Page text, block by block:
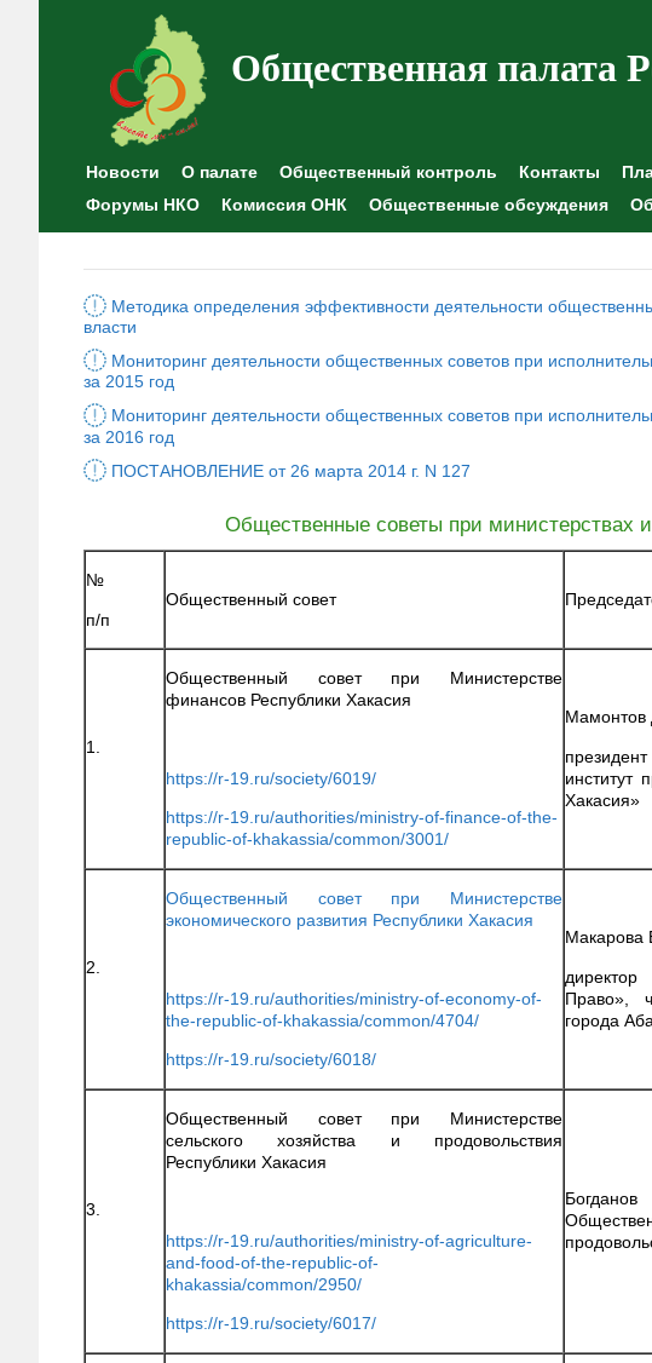
Общественная палата
Новости О палате Общественный контроль Контакты
Форумы НКО
Комиссия ОНК Общественные обсуждения
Методика определения эффективности деятельности
власти
Мониторинг деятельности общественных советов при
за 2015 год
Мониторинг деятельности общественных советов при
за 2016 год
ПОСТАНОВЛЕНИЕ от 26 марта 2014 г. N 127
Общественные советы при министерствах
№
п/п
Общественный совет
1.
Общественный совет при Министерстве
финансов Республики Хакасия
https://r-19.ru/society/6019/
https://r-19.ru/authorities/ministry-of-finance-of-the-
republic-of-khakassia/common/3001/
Мамонтов
институт
Хакасия»
2.
Общественный совет при Министерстве
экономического развития Республики Хакасия
https://r-19.ru/authorities/ministry-of-economy-of-
the-republic-of-khakassia/common/4704/
https://r-19.ru/society/6018/
Макарова
Право»,
города
3.
Общественный совет при Министерстве
сельского хозяйства и продовольствия
Республики Хакасия
https://r-19.ru/authorities/ministry-of-agriculture-
and-food-of-the-republic-of-
khakassia/common/2950/
https://r-19.ru/society/6017/